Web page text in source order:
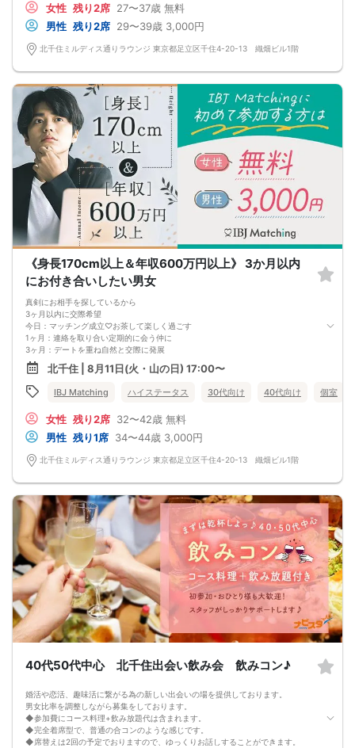
女性 残り2席 27〜37歳 無料
男性 残り2席 29〜39歳 3,000円
北千住ミルディス通りラウンジ 東京都足立区千住4-20-13 織畑ビル1階
《身長170cm以上＆年収600万円以上》 3か月以内
にお付き合いしたい男女
真剣にお相手を探しているから
3ヶ月以内に交際希望
今日：マッチング成立♡お茶して楽しく過ごす
1ヶ月：連絡を取り合い定期的に会う仲に
3ヶ月：デートを重ね自然と交際に発展
出会ってから3ヶ月以内にお互いを知り
信頼関係を築いていきたい...♡
北千住 | 8月11日(火・山の日) 17:00〜
IBJ Matching ハイステータス 30代向け 40代向け 個室
女性 残り2席 32〜42歳 無料
男性 残り1席 34〜44歳 3,000円
北千住ミルディス通りラウンジ 東京都足立区千住4-20-13 織畑ビル1階
40代50代中心 北千住出会い飲み会 飲みコン♪
婚活や恋活、趣味活に繋がる為の新しい出会いの場を提供しております。
男女比率を調整しながら募集をしております。
◆参加費にコース料理+飲み放題代は含まれます。
◆完全着席型で、普通の合コンのような感じです。
◆席替えは2回の予定でおりますので、ゆっくりお話しすることができます。